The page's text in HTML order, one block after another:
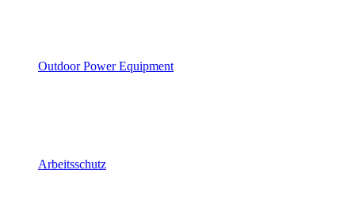
Outdoor Power Equipment
Arbeitsschutz